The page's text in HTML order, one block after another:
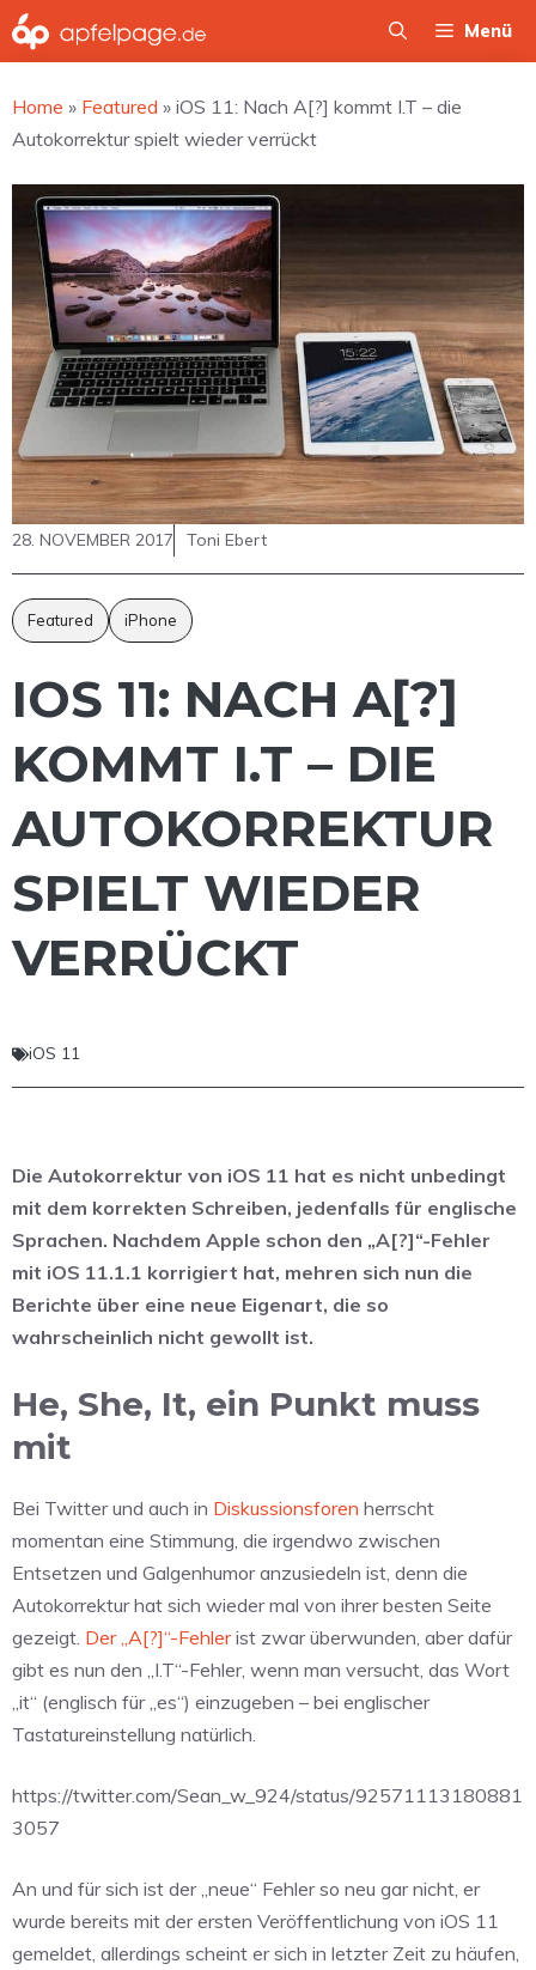
Zum
Inhalt
Menü
Home » Featured » iOS 11: Nach A[?] kommt I.T – die
Autokorrektur spielt wieder verrückt
28. NOVEMBER 2017 Toni Ebert
Featured iPhone
IOS 11: NACH A[?]
KOMMT I.T – DIE
AUTOKORREKTUR
SPIELT WIEDER
VERRÜCKT
iOS 11
Die Autokorrektur von iOS 11 hat es nicht unbedingt
mit dem korrekten Schreiben, jedenfalls für englische
Sprachen. Nachdem Apple schon den „A[?]“-Fehler
mit iOS 11.1.1 korrigiert hat, mehren sich nun die
Berichte über eine neue Eigenart, die so
wahrscheinlich nicht gewollt ist.
He, She, It, ein Punkt muss
mit
Bei Twitter und auch in Diskussionsforen herrscht
momentan eine Stimmung, die irgendwo zwischen
Entsetzen und Galgenhumor anzusiedeln ist, denn die
Autokorrektur hat sich wieder mal von ihrer besten Seite
gezeigt. Der „A[?]“-Fehlerist zwar überwunden, aber dafür
gibt es nun den „I.T“-Fehler, wenn man versucht, das Wort
„it“ (englisch für „es“) einzugeben – bei englischer
Tastatureinstellung natürlich.
https://twitter.com/Sean_w_924/status/92571113180881
3057
An und für sich ist der „neue“ Fehler so neu gar nicht, er
wurde bereits mit der ersten Veröffentlichung von iOS 11
gemeldet, allerdings scheint er sich in letzter Zeit zu häufen,